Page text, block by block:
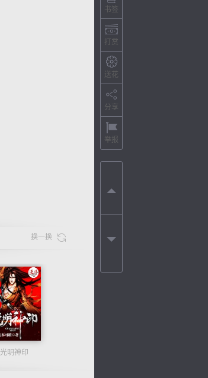
换一换
光明神印
书签
打赏
送花
分享
举报